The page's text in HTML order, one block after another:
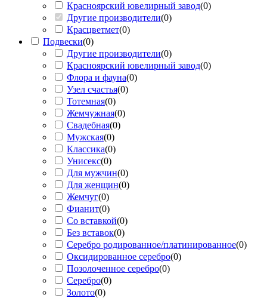
Красноярский ювелирный завод(0)
Другие производители(0)
Красцветмет(0)
Подвески(0)
Другие производители(0)
Красноярский ювелирный завод(0)
Флора и фауна(0)
Узел счастья(0)
Тотемная(0)
Жемчужная(0)
Свадебная(0)
Мужская(0)
Классика(0)
Унисекс(0)
Для мужчин(0)
Для женщин(0)
Жемчуг(0)
Фианит(0)
Со вставкой(0)
Без вставок(0)
Серебро родированное/платинированное(0)
Оксидированное серебро(0)
Позолоченное серебро(0)
Серебро(0)
Золото(0)